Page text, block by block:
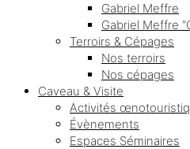
Gabriel Meffre
Gabriel Meffre
Terroirs & Cépages
Nos terroirs
Nos cépages
Caveau & Visite
Activités
Évènements
Espaces Séminaires